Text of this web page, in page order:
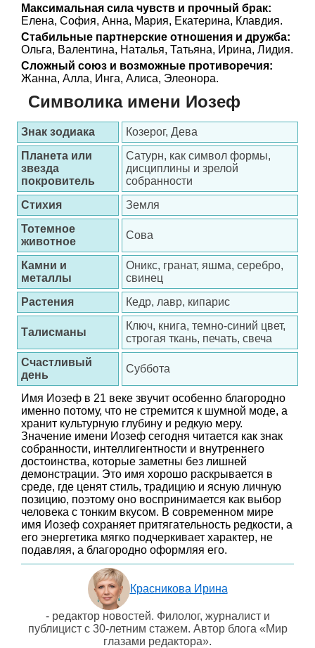
Максимальная сила чувств и прочный брак:
Елена, София, Анна, Мария, Екатерина, Клавдия.
Стабильные партнерские отношения и дружба:
Ольга, Валентина, Наталья, Татьяна, Ирина, Лидия.
Сложный союз и возможные противоречия:
Жанна, Алла, Инга, Алиса, Элеонора.
Символика имени Иозеф
Знак зодиака
Козерог, Дева
Планета или
звезда
покровитель
Сатурн, как символ формы,
дисциплины и зрелой
собранности
Стихия
Земля
Тотемное
животное
Сова
Камни и
металлы
Оникс, гранат, яшма, серебро,
свинец
Растения
Кедр, лавр, кипарис
Талисманы
Ключ, книга, темно-синий цвет,
строгая ткань, печать, свеча
Счастливый
день
Суббота
Имя Иозеф в 21 веке звучит особенно благородно
именно потому, что не стремится к шумной моде, а
хранит культурную глубину и редкую меру.
Значение имени Иозеф сегодня читается как знак
собранности, интеллигентности и внутреннего
достоинства, которые заметны без лишней
демонстрации. Это имя хорошо раскрывается в
среде, где ценят стиль, традицию и ясную личную
позицию, поэтому оно воспринимается как выбор
человека с тонким вкусом. В современном мире
имя Иозеф сохраняет притягательность редкости, а
его энергетика мягко подчеркивает характер, не
подавляя, а благородно оформляя его.
Красникова Ирина
- редактор новостей. Филолог, журналист и
публицист с 30-летним стажем. Автор блога «Мир
глазами редактора».